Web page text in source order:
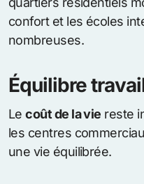
confort et les écoles
nombreuses.
Équilibre
Lecoût de la vie reste
les centres
une vie équilibrée.